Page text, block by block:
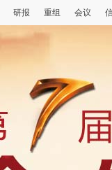
研报 重组 会议